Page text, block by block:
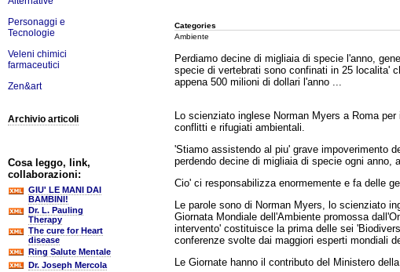
Personaggi e
Tecnologie
Veleni chimici
farmaceutici
Zen&art
Archivio articoli
Cosa leggo, link,
collaborazioni:
GIU' LE MANI DAI
BAMBINI!
Dr. L. Pauling
Therapy
The cure for Heart
disease
Ring Salute Mentale
Dr. Joseph Mercola
Categories
Ambiente
Perdiamo decine di migliaia di specie l'anno,
specie di vertebrati sono confinati in 25 localita'
appena 500 milioni di dollari l'anno ...
Lo scienziato inglese Norman Myers a Roma
conflitti e rifugiati ambientali.
'Stiamo assistendo al piu' grave impoverimento
perdendo decine di migliaia di specie ogni anno,
Cio' ci responsabilizza enormemente e fa delle
Le parole sono di Norman Myers, lo scienziato
Giornata Mondiale dell'Ambiente promossa
intervento' costituisce la prima delle sei
conferenze svolte dai maggiori esperti mondiali
Le Giornate hanno il contributo del Ministero